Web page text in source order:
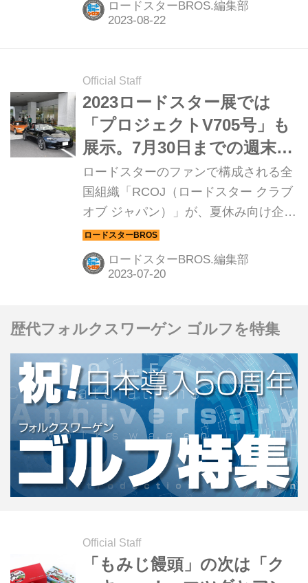
め、初めてロードスターに乗るビギナ
だ。（ROADSTER BROS. VOL.23よ
り）
ロードスターBROS.編集部
Official Staff
2023ロードスター展では
「プロジェクトV705号」も
展示。7月30日までの週末に
開催され、マツダの名車を
堪能するMRYツアーも
ロードスターのファンで構成される全
国組織「RCOJ（ロードスター クラブ
オブ ジャパン）」が、夏休み向け企画
として2009年から7月のウイークエン
ドに開催しているのが「ロードスター
展」だ。2023年も横浜・子安にあるマ
ロードスターBROS.編集部
歴代フォルクスワーゲン ゴルフを特集
Official Staff
「もみじ饅頭」の次は「ク